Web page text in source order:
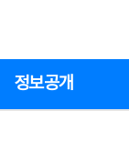
정보공개